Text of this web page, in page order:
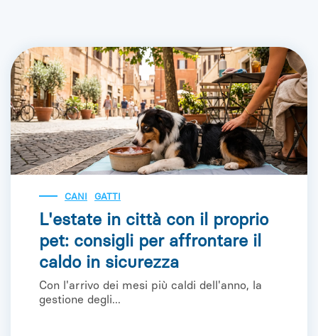
CANI GATTI
L'estate in città con il proprio
pet: consigli per affrontare il
caldo in sicurezza
Con l'arrivo dei mesi più caldi dell'anno, la
gestione degli...